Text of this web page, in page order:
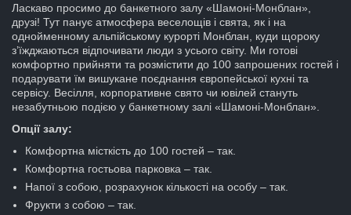
Ласкаво просимо до банкетного залу «Шамоні-Монблан»,
друзі! Тут панує атмосфера веселощів і свята, як і на
однойменному альпійському курорті Монблан, куди щороку
з’їжджаються відпочивати люди з усього світу. Ми готові
комфортно прийняти та розмістити до 100 запрошених гостей і
подарувати їм вишукане поєднання європейської кухні та
сервісу. Весілля, корпоративне свято чи ювілей стануть
незабутньою подією у банкетному залі «Шамоні-Монблан».
Опції залу:
Комфортна місткість до 100 гостей – так.
Комфортна гостьова парковка – так.
Напої з собою, розрахунок кількості на особу – так.
Фрукти з собою – так.